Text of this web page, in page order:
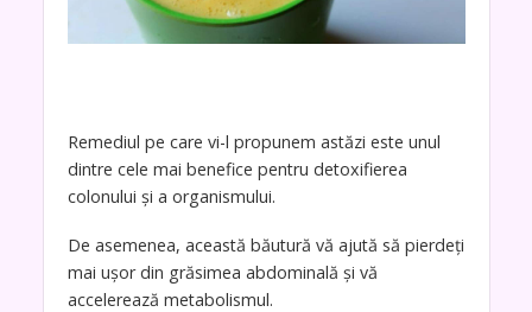
Remediul pe care vi-l propunem astăzi este unul
dintre cele mai benefice pentru detoxifierea
colonului și a organismului.
De asemenea, această băutură vă ajută să pierdeți
mai ușor din grăsimea abdominală și vă
accelerează metabolismul.